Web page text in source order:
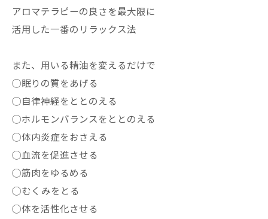
アロマテラピーの良さを最大限に
活用した一番のリラックス法
また、用いる精油を変えるだけで
◯眠りの質をあげる
◯自律神経をととのえる
◯ホルモンバランスをととのえる
◯体内炎症をおさえる
◯血流を促進させる
◯筋肉をゆるめる
◯むくみをとる
◯体を活性化させる